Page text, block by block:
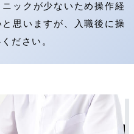
ックが少ないため操作経
思いますが、入職後に操
ださい。